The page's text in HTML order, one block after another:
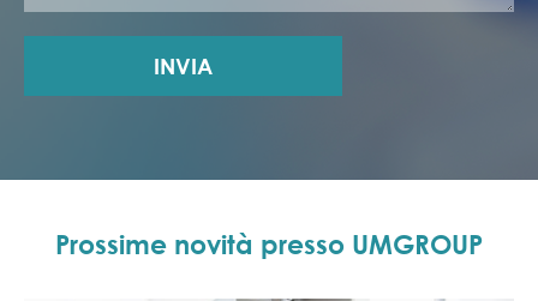
INVIA
Prossime novità presso UMGROUP